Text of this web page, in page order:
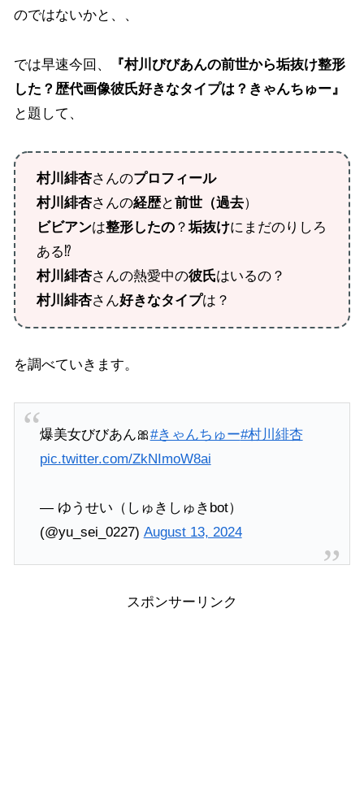
のではないかと、、
では早速今回、
『村川びびあんの前世から垢抜け整形
した？歴代画像彼氏好きなタイプは？きゃんちゅー』
と題して、
村川緋杏さんのプロフィール
村川緋杏さんの経歴と前世（過去）
ビビアンは整形したの？ 垢抜けにまだのりしろ
ある⁉
村川緋杏さんの熱愛中の彼氏はいるの？
村川緋杏さん好きなタイプは？
を調べていきます。
爆美女びびあん🎀#きゃんちゅー#村川緋杏
pic.twitter.com/ZkNImoW8ai
— ゆうせい（しゅきしゅきbot）
(@yu_sei_0227) August 13, 2024
スポンサーリンク